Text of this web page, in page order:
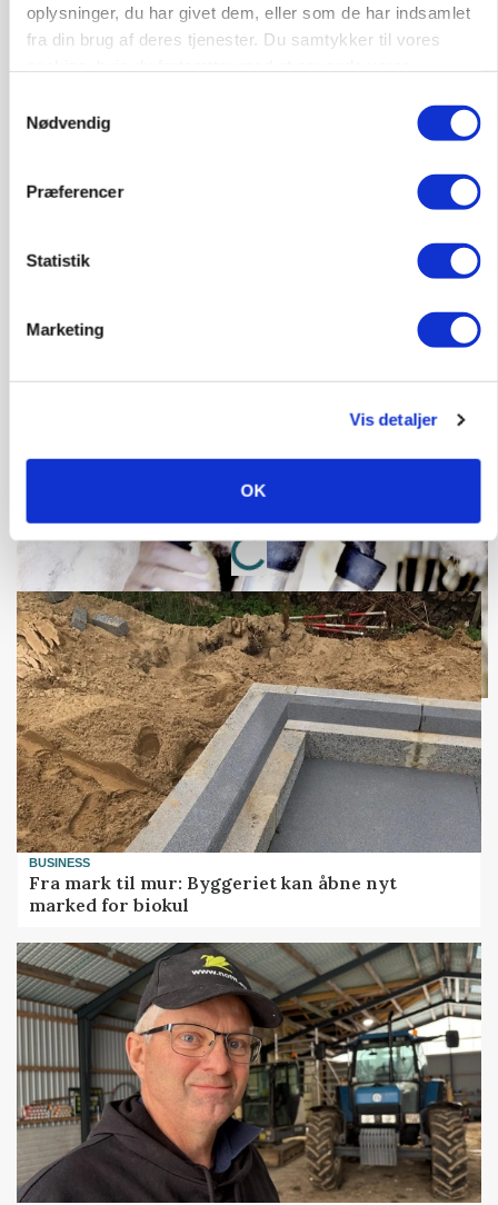
oplysninger, du har givet dem, eller som de har indsamlet
fra din brug af deres tjenester. Du samtykker til vores
Nødvendig
Præferencer
Statistik
Marketing
Vis detaljer
OK
Annonce
Ejer eller medejer? Nyt tv-format udfordrer
Annonce
Loading...
BUSINESS
Fra mark til mur: Byggeriet kan åbne nyt
marked for biokul